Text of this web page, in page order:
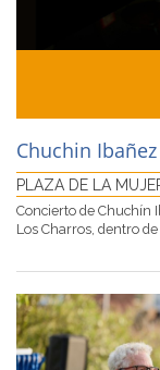
Chuchin
PLAZA DE LA
Concierto de Chuchín
Los Charros, dentro de